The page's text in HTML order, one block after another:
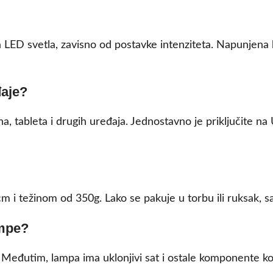
svetla, zavisno od postavke intenziteta.
tableta i drugih uređaja. Jednostavno je priključite na
i težinom od 350g. Lako se pakuje u torbu ili ruksak,
lampa ima uklonjivi sat i ostale komponente